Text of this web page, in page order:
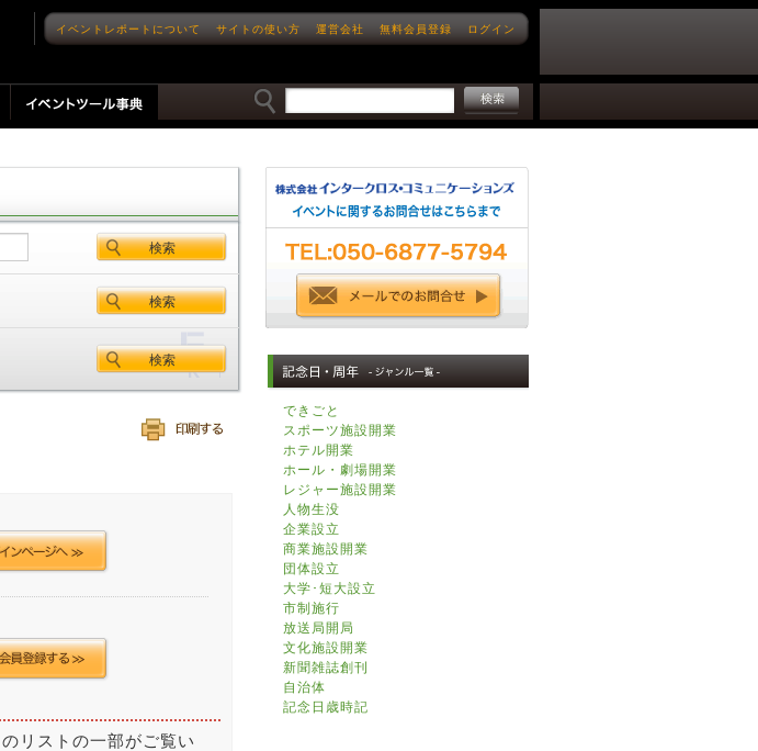
イベントレポートについて サイトの使い方 運営会社 無料会員登録 ログイン
リストの一部がご覧い
できごと
スポーツ施設開業
ホテル開業
ホール・劇場開業
レジャー施設開業
人物生没
企業設立
商業施設開業
団体設立
大学･短大設立
市制施行
放送局開局
文化施設開業
新聞雑誌創刊
自治体
記念日歳時記